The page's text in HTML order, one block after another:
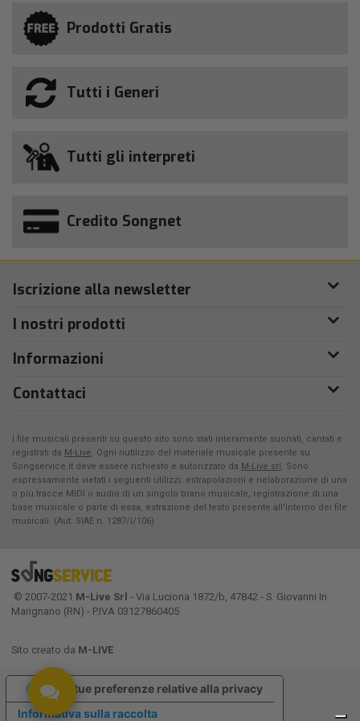
Prodotti Gratis
Tutti i Generi
Tutti gli interpreti
Credito Songnet
Iscrizione alla newsletter
I nostri prodotti
Informazioni
Contattaci
I file musicali presenti su questo sito sono stati interamente suonati, cantati e
registrati da M-Live. Ogni riutilizzo del materiale musicale presente su
Songservice.it deve essere richiesto e autorizzato da M-Live srl . Sono
espressamente vietati i seguenti utilizzi: estrapolazioni e rielaborazione di una
o più tracce MIDI o audio di un singolo brano musicale, registrazione di una
base musicale o parte di essa, estrazione del testo presente all'interno dei file
musicali. (Aut. SIAE n. 1287/I/106)
© 2007-2021 M-Live Srl - Via Luciona 1872/b, 47842 - S. Giovanni In
Marignano (RN) - P.IVA 03127860405
Sito creato da M-LIVE
Informativa sulla raccolta
Le tue preferenze relative alla privacy